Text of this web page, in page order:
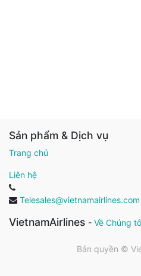
Sản phẩm & Dịch vụ
Trang chủ
Liên hệ
Telesales@vietnamairlines.com
VietnamAirlines - Về Chúng
Bản quyền ©